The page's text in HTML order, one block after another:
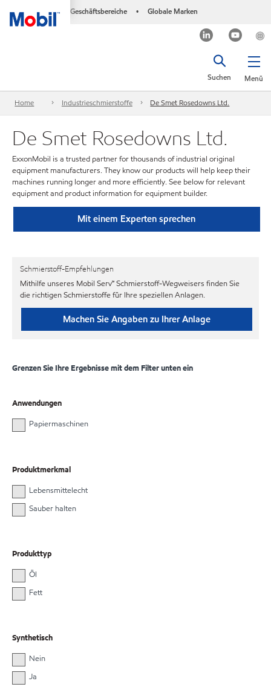
Geschäftsbereiche • Globale Marken
Menü
Suchen
Home Industrieschmierstoffe De Smet Rosedowns Ltd.
De Smet Rosedowns Ltd.
ExxonMobil is a trusted partner for thousands of industrial original
equipment manufacturers. They know our products will help keep their
machines running longer and more efficiently. See below for relevant
equipment and product information for equipment builder.
Mit einem Experten sprechen
Schmierstoff-Empfehlungen
Mithilfe unseres Mobil Serv℠ Schmierstoff-Wegweisers finden Sie
die richtigen Schmierstoffe für Ihre speziellen Anlagen.
Machen Sie Angaben zu Ihrer Anlage
Grenzen Sie Ihre Ergebnisse mit dem Filter unten ein
Anwendungen
Papiermaschinen
Produktmerkmal
Lebensmittelecht
Sauber halten
Produkttyp
Öl
Fett
Synthetisch
Nein
Ja